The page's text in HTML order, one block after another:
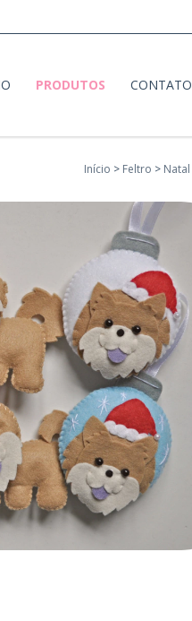
PRODUTOS CONTATO
Início > Feltro > Natal